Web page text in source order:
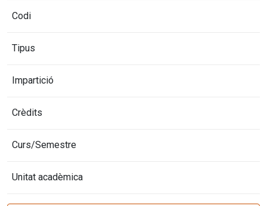
Codi
Tipus
Impartició
Crèdits
Curs/Semestre
Unitat acadèmica